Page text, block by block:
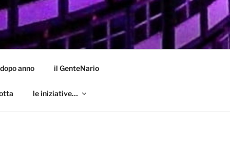
anno il GenteNario
le iniziative…